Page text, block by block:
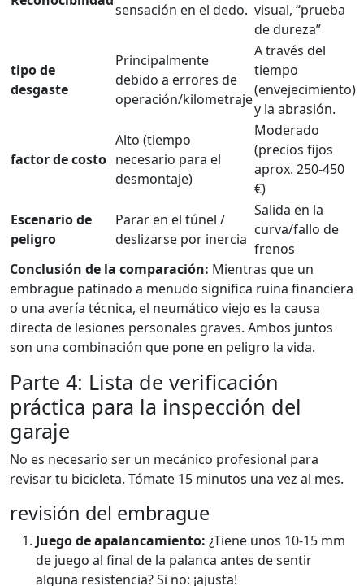
sensación en el dedo. visual, “prueba
de dureza”
tipo de
desgaste
Principalmente
debido a errores de
operación/kilometraje
A través del
tiempo
(envejecimiento)
y la abrasión.
factor de costo
Alto (tiempo
necesario para el
desmontaje)
Moderado
(precios fijos
aprox. 250-450
€)
Escenario de
peligro
Parar en el túnel /
deslizarse por inercia
Salida en la
curva/fallo de
frenos
Conclusión de la comparación: Mientras que un
embrague patinado a menudo significa ruina financiera
o una avería técnica, el neumático viejo es la causa
directa de lesiones personales graves. Ambos juntos
son una combinación que pone en peligro la vida.
Parte 4: Lista de verificación
práctica para la inspección del
garaje
No es necesario ser un mecánico profesional para
revisar tu bicicleta. Tómate 15 minutos una vez al mes.
revisión del embrague
Juego de apalancamiento: ¿Tiene unos 10-15 mm
de juego al final de la palanca antes de sentir
alguna resistencia? Si no: ¡ajusta!